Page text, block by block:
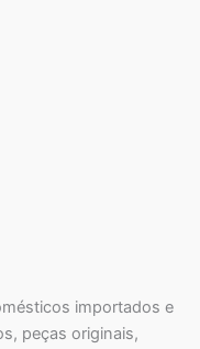
importados e
peças originais,